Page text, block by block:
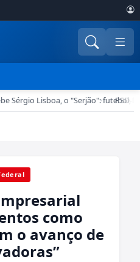
Sérgio Lisboa, o "Serjão": futebol,
• PSD-
como
o avanço de